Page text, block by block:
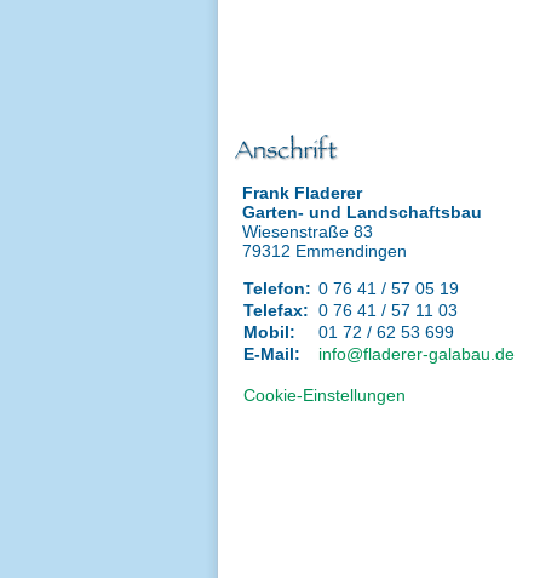
Frank Fladerer
Garten- und Landschaftsbau
Wiesenstraße 83
79312 Emmendingen
Telefon: 0 76 41 / 57 05 19
Telefax: 0 76 41 / 57 11 03
Mobil:
01 72 / 62 53 699
E-Mail:
info@fladerer-galabau.de
Cookie-Einstellungen